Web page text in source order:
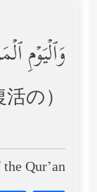
وَٱلۡیَوۡمِ
の）
Qur’an: